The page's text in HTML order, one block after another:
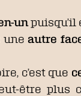
unpuisqu’il
uneautre
c’est que
être